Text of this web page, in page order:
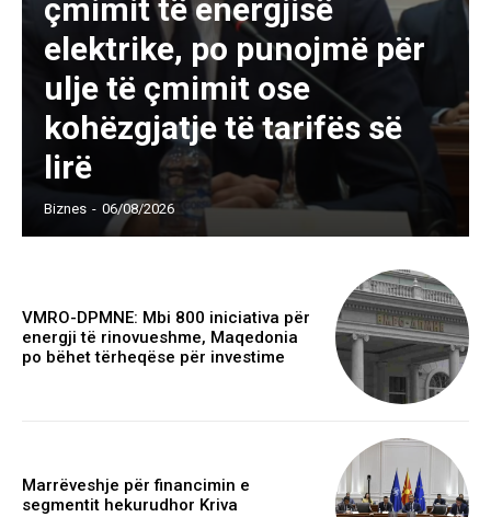
çmimit të energjisë
elektrike, po punojmë për
ulje të çmimit ose
kohëzgjatje të tarifës së
lirë
Biznes - 06/08/2026
VMRO-DPMNE: Mbi 800 iniciativa për
energji të rinovueshme, Maqedonia
po bëhet tërheqëse për investime
Marrëveshje për financimin e
segmentit hekurudhor Kriva